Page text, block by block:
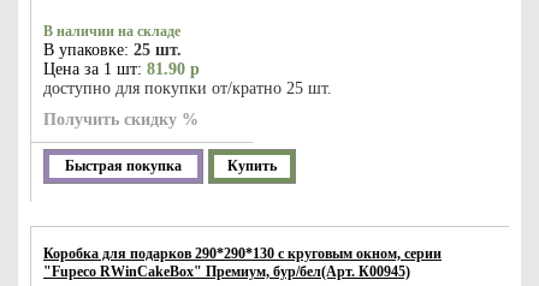
В наличии на складе
В упаковке: 25 шт.
Цена за 1 шт: 81.90 р
доступно для покупки от/кратно 25 шт.
Получить скидку %
Быстрая покупка Купить
Коробка для подарков 290*290*130 с круговым окном, серии
"Fupeco RWinCakeBox" Премиум, бур/бел(Арт. К00945)